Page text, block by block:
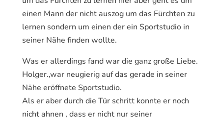
einen Mann der nicht auszog um das Fürchten zu
lernen sondern um einen der ein Sportstudio in
seiner Nähe finden wollte.
Was er allerdings fand war die ganz große Liebe.
Holger.,war neugierig auf das gerade in seiner
Nähe eröffnete Sportstudio.
Als er aber durch die Tür schritt konnte er noch
nicht ahnen , dass er nicht nur seiner